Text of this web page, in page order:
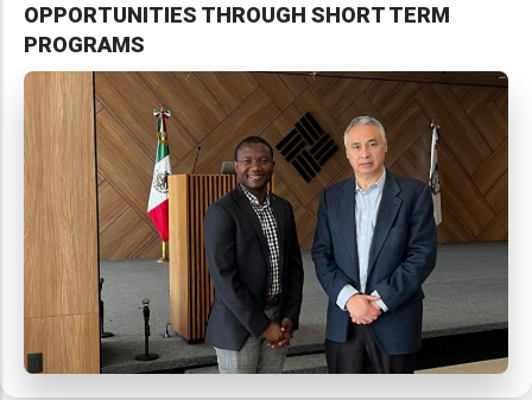
OPPORTUNITIES THROUGH SHORT TERM
PROGRAMS